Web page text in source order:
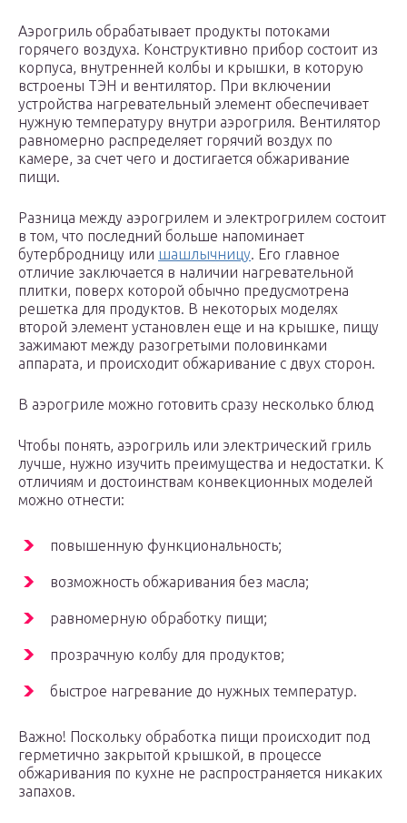
Аэрогриль обрабатывает продукты потоками
горячего воздуха. Конструктивно прибор состоит из
корпуса, внутренней колбы и крышки, в которую
встроены ТЭН и вентилятор. При включении
устройства нагревательный элемент обеспечивает
нужную температуру внутри аэрогриля. Вентилятор
равномерно распределяет горячий воздух по
камере, за счет чего и достигается обжаривание
пищи.
Разница между аэрогрилем и электрогрилем состоит
в том, что последний больше напоминает
бутербродницу или шашлычницу. Его главное
отличие заключается в наличии нагревательной
плитки, поверх которой обычно предусмотрена
решетка для продуктов. В некоторых моделях
второй элемент установлен еще и на крышке, пищу
зажимают между разогретыми половинками
аппарата, и происходит обжаривание с двух сторон.
В аэрогриле можно готовить сразу несколько блюд
Чтобы понять, аэрогриль или электрический гриль
лучше, нужно изучить преимущества и недостатки. К
отличиям и достоинствам конвекционных моделей
можно отнести:
повышенную функциональность;
возможность обжаривания без масла;
равномерную обработку пищи;
прозрачную колбу для продуктов;
быстрое нагревание до нужных температур.
Важно! Поскольку обработка пищи происходит под
герметично закрытой крышкой, в процессе
обжаривания по кухне не распространяется никаких
запахов.